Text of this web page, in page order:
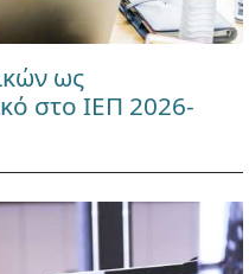
ως
στο ΙΕΠ 2026-